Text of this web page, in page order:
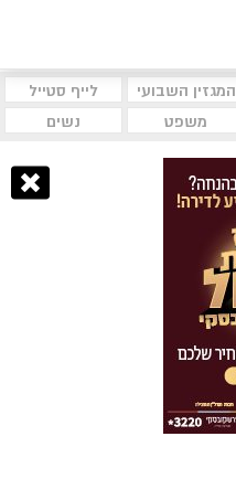
המגזין השבועי
לייף סטייל
משפט נשים